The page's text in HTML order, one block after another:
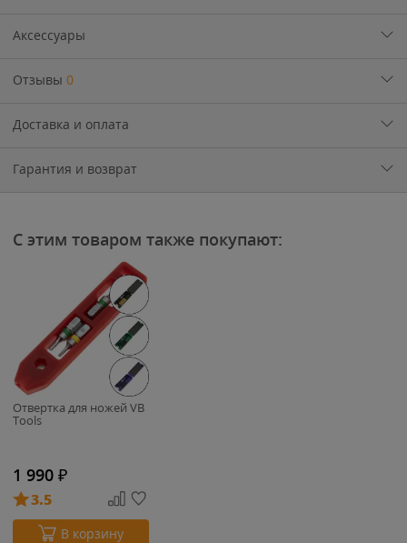
Аксессуары
Отзывы 0
Доставка и оплата
Гарантия и возврат
С этим товаром также покупают:
Отвертка для ножей VB
Tools
1 990 ₽
3.5
В корзину